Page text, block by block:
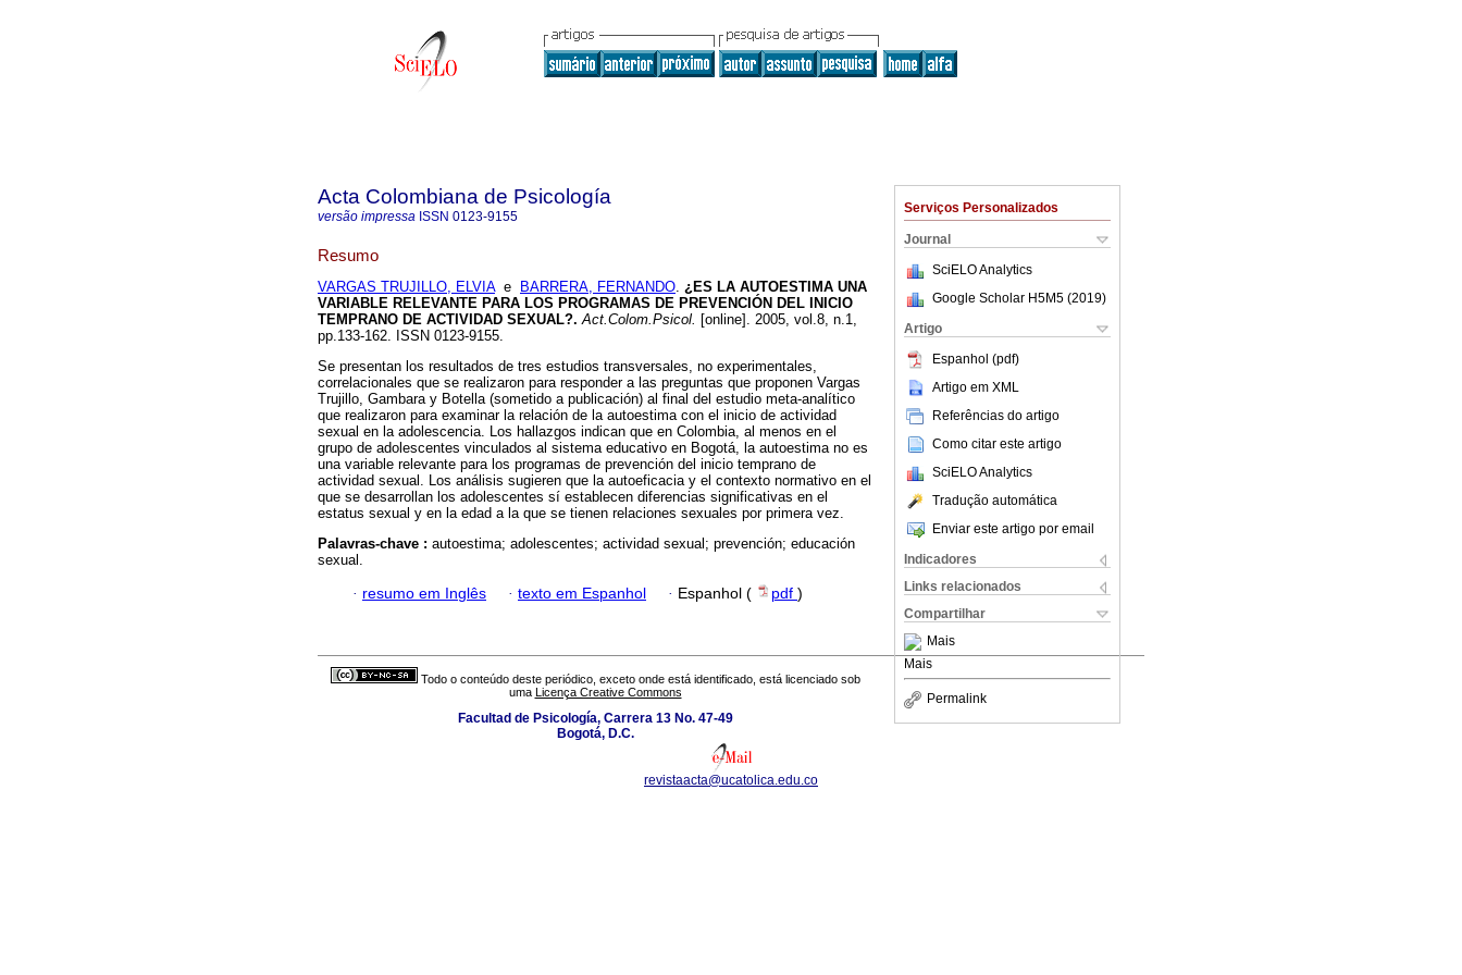
Serviços Personalizados
Journal
SciELO Analytics
Google Scholar H5M5 (2019)
Artigo
Espanhol (pdf)
Artigo em XML
Referências do artigo
Como citar este artigo
SciELO Analytics
Tradução automática
Enviar este artigo por email
Indicadores
Links relacionados
Compartilhar
Mais
Mais
Permalink
Acta Colombiana de Psicología
versão impressa ISSN 0123-9155
Resumo
VARGAS TRUJILLO, ELVIAe BARRERA, FERNANDO. ¿ES LA AUTOESTIMA UNA
VARIABLE RELEVANTE PARA LOS PROGRAMAS DE PREVENCIÓN DEL INICIO
TEMPRANO DE ACTIVIDAD SEXUAL?. Act.Colom.Psicol. [online]. 2005, vol.8, n.1,
pp.133-162. ISSN 0123-9155.
Se presentan los resultados de tres estudios transversales, no experimentales,
correlacionales que se realizaron para responder a las preguntas que proponen Vargas
Trujillo, Gambara y Botella (sometido a publicación) al final del estudio meta-analítico
que realizaron para examinar la relación de la autoestima con el inicio de actividad
sexual en la adolescencia. Los hallazgos indican que en Colombia, al menos en el
grupo de adolescentes vinculados al sistema educativo en Bogotá, la autoestima no es
una variable relevante para los programas de prevención del inicio temprano de
actividad sexual. Los análisis sugieren que la autoeficacia y el contexto normativo en el
que se desarrollan los adolescentes sí establecen diferencias significativas en el
estatus sexual y en la edad a la que se tienen relaciones sexuales por primera vez.
Palavras-chave : autoestima; adolescentes; actividad sexual; prevención; educación
sexual.
· resumo em Inglês · texto em Espanhol · Espanhol ( pdf )
Todo o conteúdo deste periódico, exceto onde está identificado, está licenciado sob
uma Licença Creative Commons
Facultad de Psicología, Carrera 13 No. 47-49
Bogotá, D.C.
revistaacta@ucatolica.edu.co